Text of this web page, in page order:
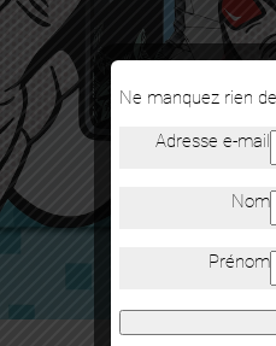
Ne manquez rien
Adresse e-mail
Nom
Prénom